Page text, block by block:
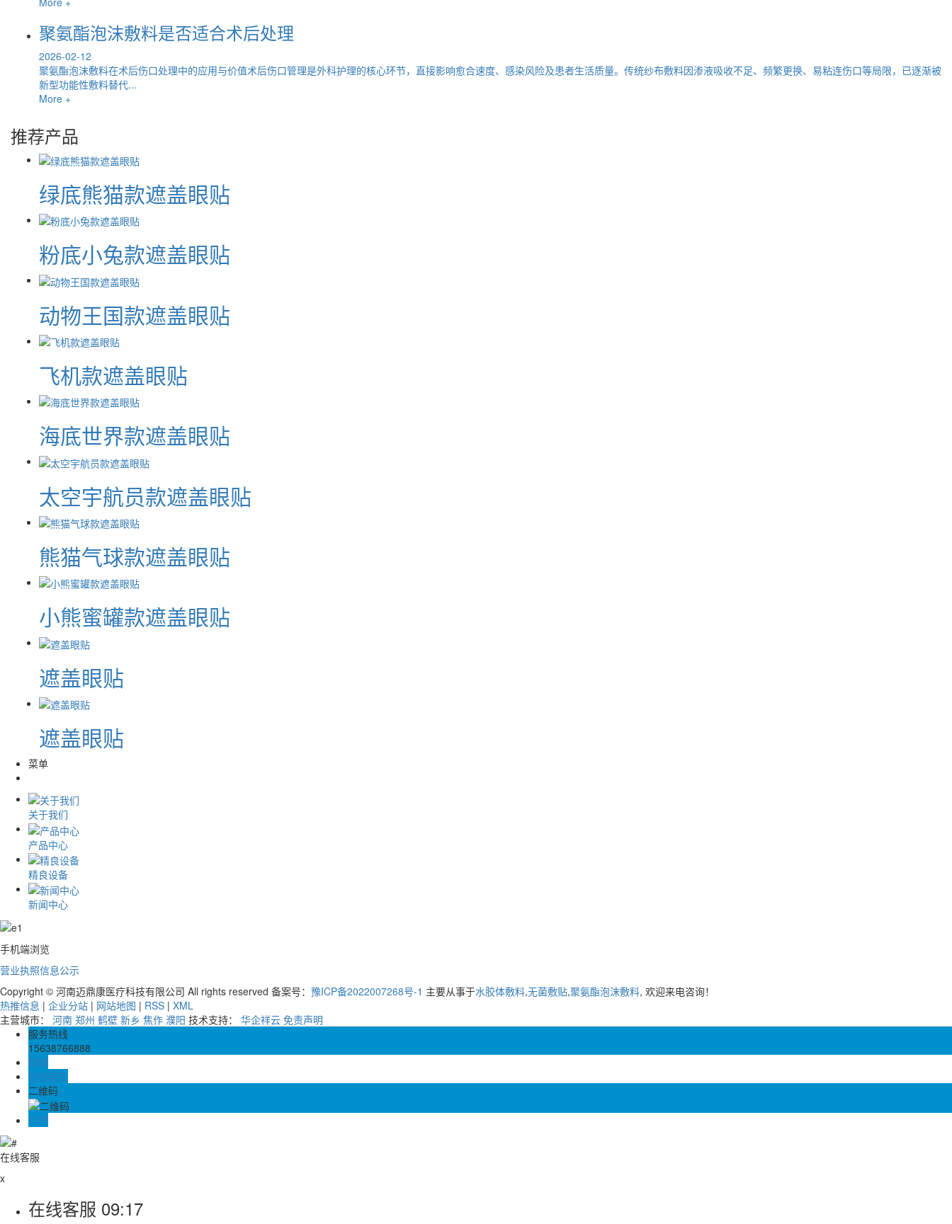
聚氨酯泡沫敷料是否适合术后处理
2026-02-12
聚氨酯泡沫敷料在术后伤口处理中的应用与价值术后伤口管理是外科护理的核心环节，直接影响愈合速度、感染风险及患者生活质量。传统纱布敷料因渗液吸收不足、频繁更换、易粘连伤口等局限，已逐渐被
新型功能性敷料替代...
More +
推荐产品
绿底熊猫款遮盖眼贴
粉底小兔款遮盖眼贴
动物王国款遮盖眼贴
飞机款遮盖眼贴
海底世界款遮盖眼贴
太空宇航员款遮盖眼贴
熊猫气球款遮盖眼贴
小熊蜜罐款遮盖眼贴
遮盖眼贴
遮盖眼贴
菜单
关于我们
产品中心
精良设备
新闻中心
手机端浏览
营业执照信息公示
Copyright © 河南迈鼎康医疗科技有限公司 All rights reserved 备案号： 豫ICP备2022007268号-1 主要从事于水胶体敷料,无菌敷贴,聚氨酯泡沫敷料, 欢迎来电咨询！
热推信息 | 企业分站 | 网站地图 | RSS | XML
主营城市： 河南 郑州 鹤壁 新乡 焦作 濮阳 技术支持： 华企祥云 免责声明
服务热线
15638766888
邮箱
在线留言
二维码
TOP
在线客服
x
在线客服 09:17